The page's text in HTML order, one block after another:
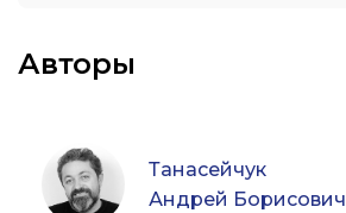
Авторы
Танасейчук
Андрей Борисович